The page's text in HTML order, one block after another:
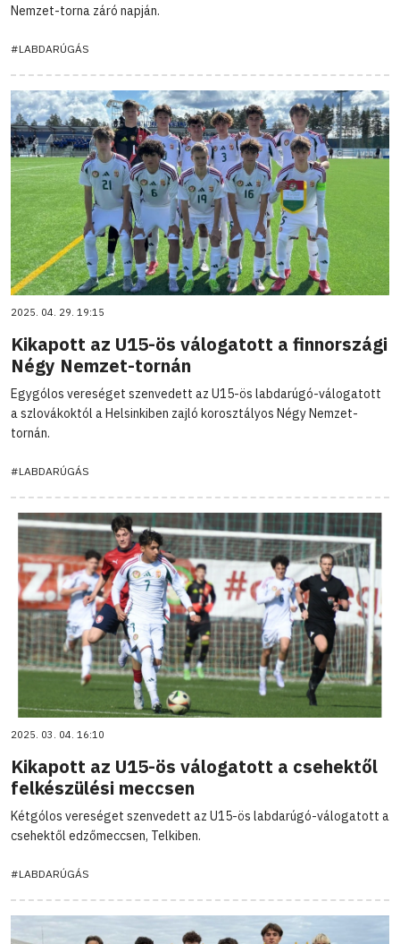
Nemzet-torna záró napján.
#LABDARÚGÁS
2025. 04. 29. 19:15
Kikapott az U15-ös válogatott a finnországi
Négy Nemzet-tornán
Egygólos vereséget szenvedett az U15-ös labdarúgó-válogatott
a szlovákoktól a Helsinkiben zajló korosztályos Négy Nemzet-
tornán.
#LABDARÚGÁS
2025. 03. 04. 16:10
Kikapott az U15-ös válogatott a csehektől
felkészülési meccsen
Kétgólos vereséget szenvedett az U15-ös labdarúgó-válogatott a
csehektől edzőmeccsen, Telkiben.
#LABDARÚGÁS